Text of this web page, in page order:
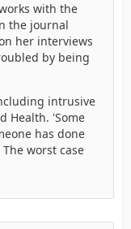
with the
the journal
her interviews
by being
intrusive
Health. 'Some
has done
worst case